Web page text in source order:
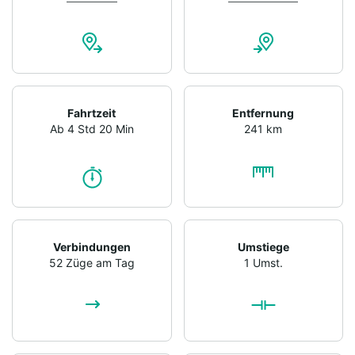
Fahrtzeit
Ab 4 Std 20 Min
Entfernung
241 km
Verbindungen
52 Züge am Tag
Umstiege
1 Umst.